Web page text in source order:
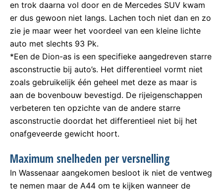
en trok daarna vol door en de Mercedes SUV kwam
er dus gewoon niet langs. Lachen toch niet dan en zo
zie je maar weer het voordeel van een kleine lichte
auto met slechts 93 Pk.
*Een de Dion-as is een specifieke aangedreven starre
asconstructie bij auto’s. Het differentieel vormt niet
zoals gebruikelijk één geheel met deze as maar is
aan de bovenbouw bevestigd. De rijeigenschappen
verbeteren ten opzichte van de andere starre
asconstructie doordat het differentieel niet bij het
onafgeveerde gewicht hoort.
Maximum snelheden per versnelling
In Wassenaar aangekomen besloot ik niet de ventweg
te nemen maar de A44 om te kijken wanneer de